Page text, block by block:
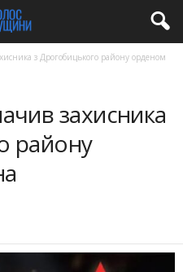
з Дрогобицького району орденом
захисника
району